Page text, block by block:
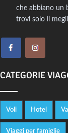
che abbiano un
trovi solo il
CATEGORIE
Voli Hotel
Viaggi per famiglie